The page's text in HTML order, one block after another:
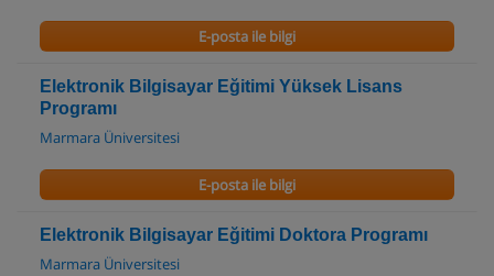
E-posta ile bilgi
Elektronik Bilgisayar Eğitimi Yüksek Lisans
Programı
Marmara Üniversitesi
E-posta ile bilgi
Elektronik Bilgisayar Eğitimi Doktora Programı
Marmara Üniversitesi